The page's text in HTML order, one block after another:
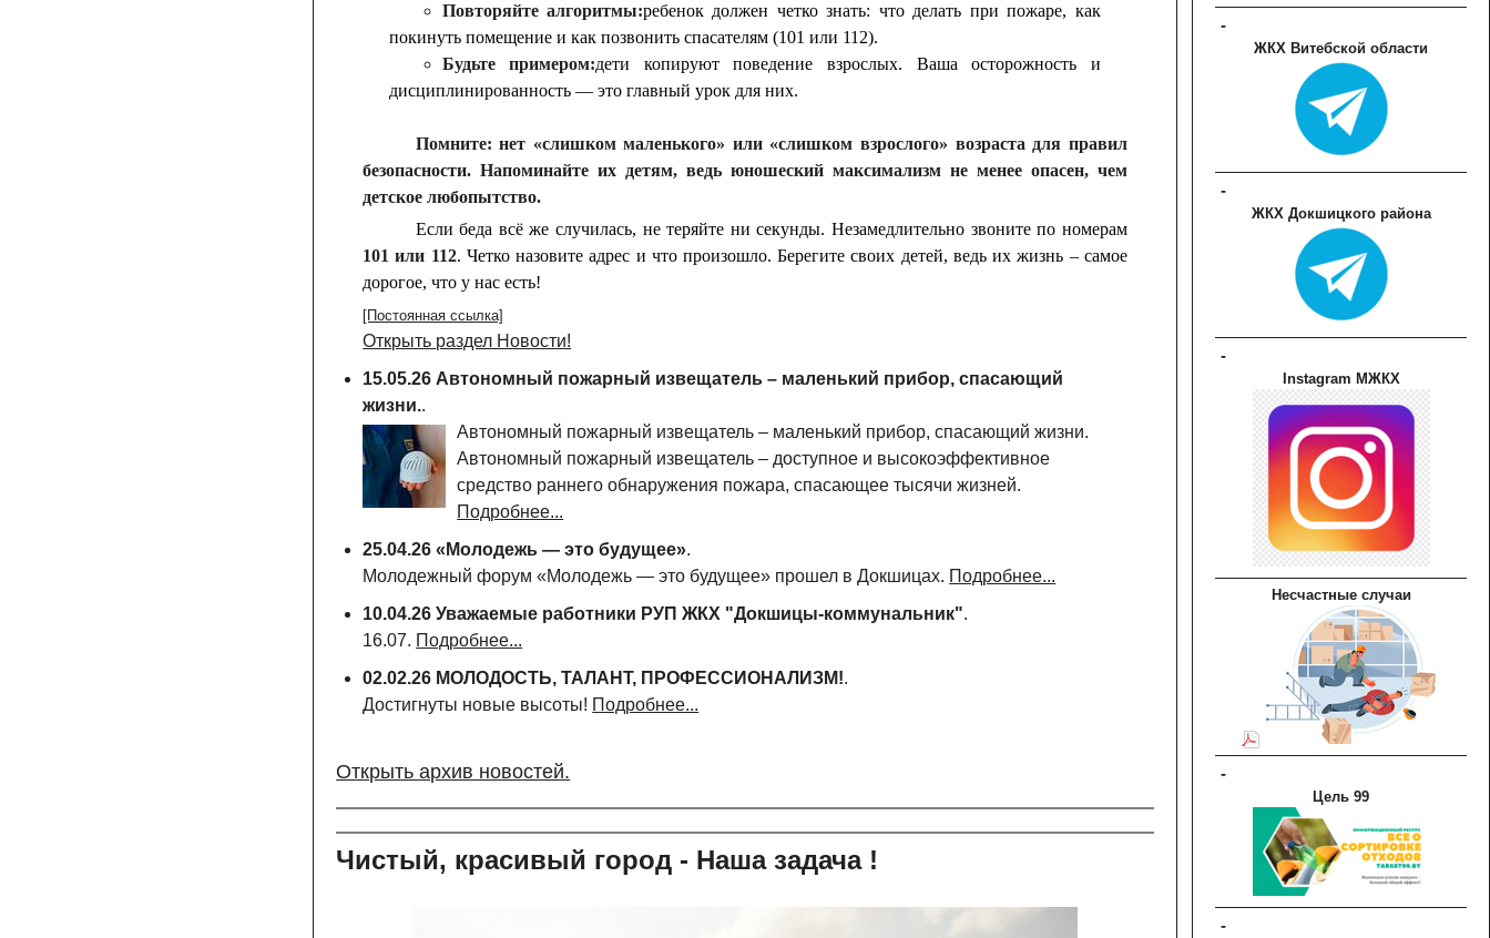
Повторяйте алгоритмы:ребенок должен четко знать: что делать при пожаре, как
покинуть помещение и как позвонить спасателям (101 или 112).
Будьте примером:дети копируют поведение взрослых. Ваша осторожность и
дисциплинированность — это главный урок для них.
Помните: нет «слишком маленького» или «слишком взрослого» возраста для правил
безопасности. Напоминайте их детям, ведь юношеский максимализм не менее опасен, чем
детское любопытство.
Если беда всё же случилась, не теряйте ни секунды. Незамедлительно звоните по номерам
101 или 112. Четко назовите адрес и что произошло. Берегите своих детей, ведь их жизнь – самое
дорогое, что у нас есть!
[Постоянная ссылка]
Открыть раздел Новости!
15.05.26 Автономный пожарный извещатель – маленький прибор, спасающий
жизни..
Автономный пожарный извещатель – маленький прибор, спасающий жизни.
Автономный пожарный извещатель – доступное и высокоэффективное
средство раннего обнаружения пожара, спасающее тысячи жизней.
Подробнее...
25.04.26 «Молодежь — это будущее».
Молодежный форум «Молодежь — это будущее» прошел в Докшицах. Подробнее...
10.04.26 Уважаемые работники РУП ЖКХ "Докшицы-коммунальник".
16.07. Подробнее...
02.02.26 МОЛОДОСТЬ, ТАЛАНТ, ПРОФЕССИОНАЛИЗМ!.
Достигнуты новые высоты! Подробнее...
Открыть архив новостей.
Чистый, красивый город - Наша задача !
-
ЖКХ Витебской области
-
ЖКХ Докшицкого района
-
Instagram МЖКХ
Несчастные случаи
-
Цель 99
-